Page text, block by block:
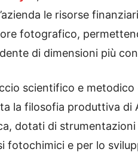
le risorse
fotografico,
di dimensioni più
scientifico e
la filosofia produttiva di
dotati di strumentazioni
fotochimici e per lo